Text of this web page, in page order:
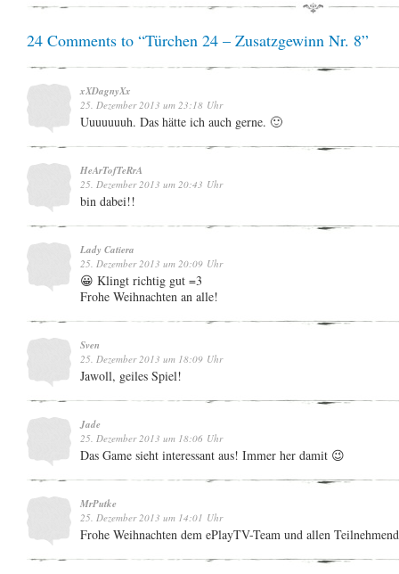
24 Comments to “Türchen 24 – Zusatzgewinn Nr. 8”
xXDagnyXx
25. Dezember 2013 um 23:18 Uhr
Uuuuuuuh. Das hätte ich auch gerne. 🙂
HeArTofTeRrA
25. Dezember 2013 um 20:43 Uhr
bin dabei!!
Lady Catiera
25. Dezember 2013 um 20:09 Uhr
😀 Klingt richtig gut =3
Frohe Weihnachten an alle!
Sven
25. Dezember 2013 um 18:09 Uhr
Jawoll, geiles Spiel!
Jade
25. Dezember 2013 um 18:06 Uhr
Das Game sieht interessant aus! Immer her damit 😉
MrPutke
25. Dezember 2013 um 14:01 Uhr
Frohe Weihnachten dem ePlayTV-Team und allen